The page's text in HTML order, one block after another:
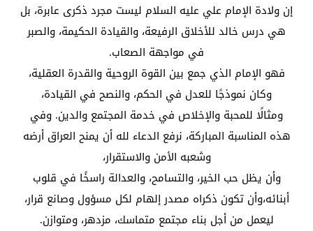
إن ولادة الإمام علي عليه السلام ليست مجرد ذكرى عابرة، بل
هي درس خالد للأخلاق الرفيعة، والقيادة الحكيمة، والصبر
في مواجهة الصعاب.
فهو الإمام الذي جمع بين القوة الروحية والقدرة العقلية،
وكان نموذجًا للعدل في الحكم، والنصح في القيادة،
ومثالًا للمحبة والإخلاص في خدمة المجتمع والدين. وفي
هذه المناسبة المباركة، نرفع الدعاء لله أن يمنح العراق أرضه
وشعبه الأمن والاستقرار،
وأن يظل حب الخير، والتسامح، والعدالة راسخًا في قلوب
أبنائه،وأن تكون ذكراه مصدر إلهام لكل مسؤول وصانع قرار،
ليعمل من أجل بناء مجتمع متماسك، مزدهر، ومتوازن.